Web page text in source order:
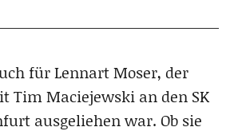
für Lennart Moser, der
Tim Maciejewski an den SK
ausgeliehen war. Ob sie